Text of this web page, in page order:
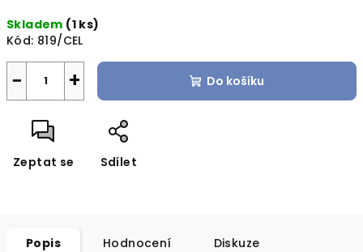
cena:
Skladem (1 ks)
Kód: 819/CEL
+
− Do košíku
Zeptat se Sdílet
Popis Hodnocení Diskuze